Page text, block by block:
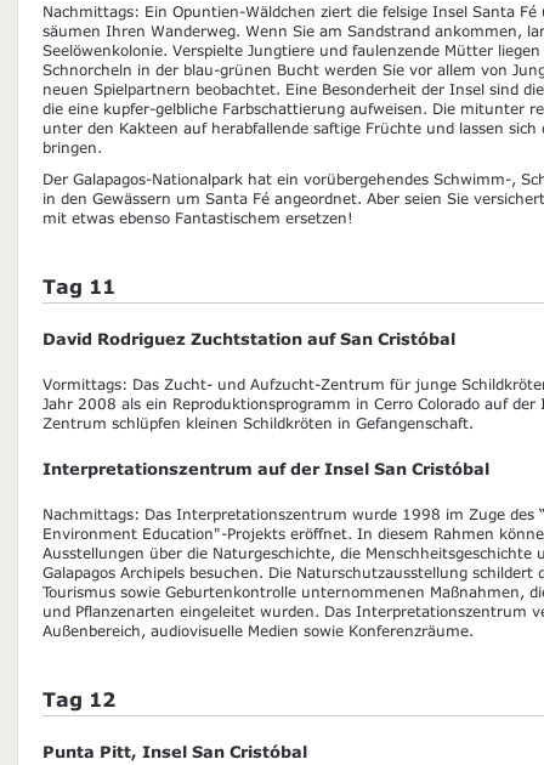
Nachmittags: Ein Opuntien-Wäldchen ziert die felsige Insel Santa Fé
säumen Ihren Wanderweg. Wenn Sie am Sandstrand ankommen,
Seelöwenkolonie. Verspielte Jungtiere und faulenzende Mütter liegen
Schnorcheln in der blau-grünen Bucht werden Sie vor allem von
neuen Spielpartnern beobachtet. Eine Besonderheit der Insel sind
die eine kupfer-gelbliche Farbschattierung aufweisen. Die mitunter
unter den Kakteen auf herabfallende saftige Früchte und lassen sich
bringen.
Der Galapagos-Nationalpark hat ein vorübergehendes Schwimm-,
in den Gewässern um Santa Fé angeordnet. Aber seien Sie
mit etwas ebenso Fantastischem ersetzen!
Tag 11
David Rodriguez Zuchtstation auf San Cristóbal
Vormittags: Das Zucht- und Aufzucht-Zentrum für junge
Jahr 2008 als ein Reproduktionsprogramm in Cerro Colorado auf
Zentrum schlüpfen kleinen Schildkröten in Gefangenschaft.
Interpretationszentrum auf der Insel San Cristóbal
Nachmittags: Das Interpretationszentrum wurde 1998 im Zuge des
Environment Education"-Projekts eröffnet. In diesem Rahmen
Ausstellungen über die Naturgeschichte, die Menschheitsgeschichte
Galapagos Archipels besuchen. Die Naturschutzausstellung
Tourismus sowie Geburtenkontrolle unternommenen Maßnahmen,
und Pflanzenarten eingeleitet wurden. Das Interpretationszentrum
Außenbereich, audiovisuelle Medien sowie Konferenzräume.
Tag 12
Punta Pitt, Insel San Cristóbal